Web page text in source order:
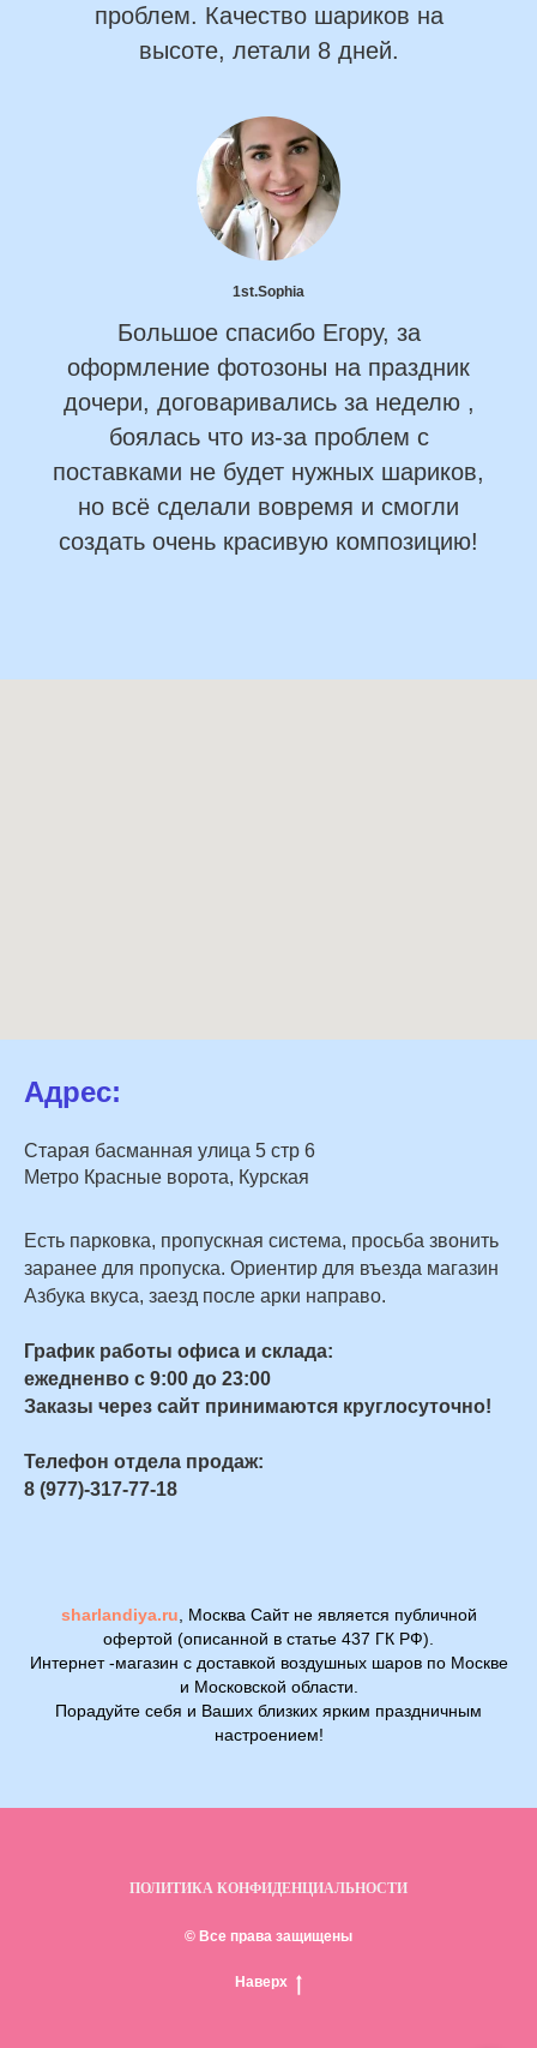
проблем. Качество шариков на
высоте, летали 8 дней.
1st.Sophia
Большое спасибо Егору, за
оформление фотозоны на праздник
дочери, договаривались за неделю ,
боялась что из-за проблем с
поставками не будет нужных шариков,
но всё сделали вовремя и смогли
создать очень красивую композицию!
Адрес:
Старая басманная улица 5 стр 6
Метро Красные ворота, Курская
Есть парковка, пропускная система, просьба звонить
заранее для пропуска. Ориентир для въезда магазин
Азбука вкуса, заезд после арки направо.
График работы офиса и склада:
ежедненво с 9:00 до 23:00
Заказы через сайт принимаются круглосуточно!
Телефон отдела продаж:
8 (977)-317-77-18
sharlandiya.ru , Москва Сайт не является публичной
офертой (описанной в статье 437 ГК РФ).
Интернет -магазин с доставкой воздушных шаров по Москве
и Московской области.
Порадуйте себя и Ваших близких ярким праздничным
настроением!
ПОЛИТИКА КОНФИДЕНЦИАЛЬНОСТИ
© Все права защищены
Наверх